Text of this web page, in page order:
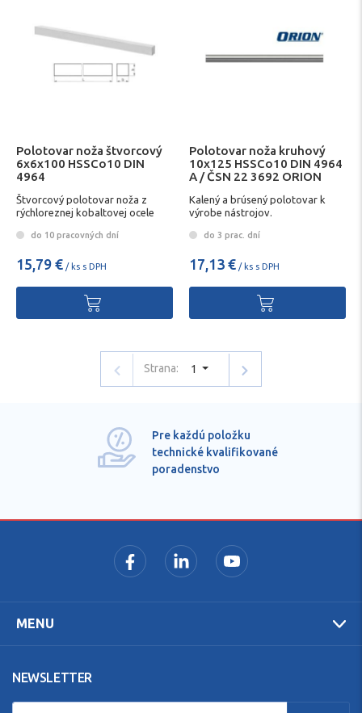
Polotovar noža štvorcový
6x6x100 HSSCo10 DIN
4964
Štvorcový polotovar noža z
rýchloreznej kobaltovej ocele
do 10 pracovných dní
15,79 € / ks s DPH
Polotovar noža kruhový
10x125 HSSCo10 DIN 4964
A / ČSN 22 3692 ORION
Kalený a brúsený polotovar k
výrobe nástrojov.
do 3 prac. dní
17,13 € / ks s DPH
Strana: 1
Pre každú položku
technické kvalifikované
poradenstvo
MENU
NEWSLETTER